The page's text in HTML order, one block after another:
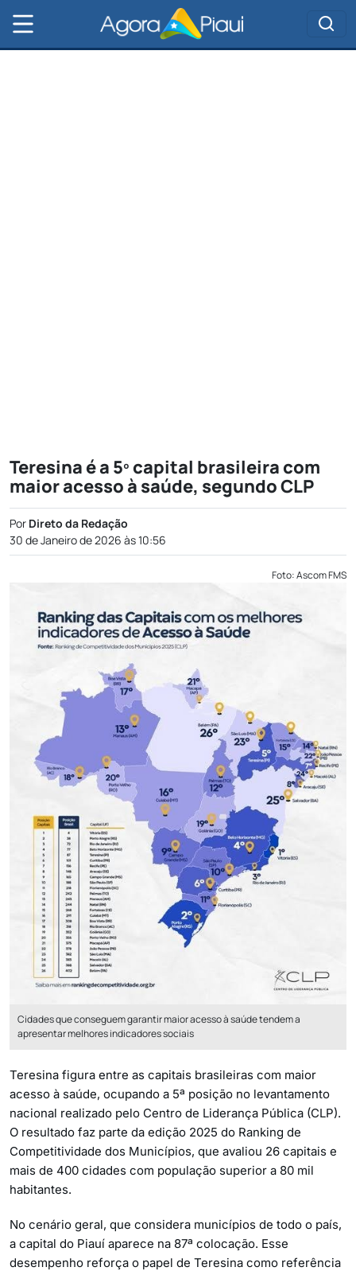
Teresina é a 5º capital brasileira com
maior acesso à saúde, segundo CLP
Por Direto da Redação
30 de Janeiro de 2026 às 10:56
Foto: Ascom FMS
Cidades que conseguem garantir maior acesso à saúde tendem a
apresentar melhores indicadores sociais
Teresina figura entre as capitais brasileiras com maior
acesso à saúde, ocupando a 5ª posição no levantamento
nacional realizado pelo Centro de Liderança Pública (CLP).
O resultado faz parte da edição 2025 do Ranking de
Competitividade dos Municípios, que avaliou 26 capitais e
mais de 400 cidades com população superior a 80 mil
habitantes.
No cenário geral, que considera municípios de todo o país,
a capital do Piauí aparece na 87ª colocação. Esse
desempenho reforça o papel de Teresina como referência